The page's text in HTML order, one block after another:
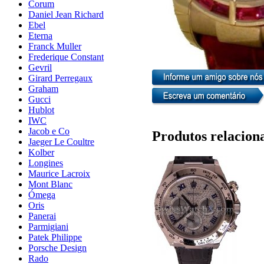
Corum
Daniel Jean Richard
Ebel
Eterna
Franck Muller
Frederique Constant
Gevril
Girard Perregaux
Graham
Gucci
Hublot
IWC
Jacob e Co
Jaeger Le Coultre
Kolber
Longines
Maurice Lacroix
Mont Blanc
Ómega
Oris
Panerai
Parmigiani
Patek Philippe
Porsche Design
Rado
Produtos